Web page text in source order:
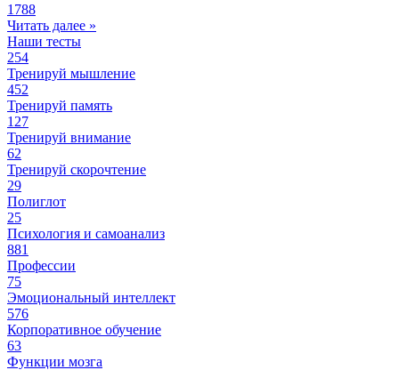
1788
Читать далее »
Наши тесты
254
Тренируй мышление
452
Тренируй память
127
Тренируй внимание
62
Тренируй скорочтение
29
Полиглот
25
Психология и самоанализ
881
Профессии
75
Эмоциональный интеллект
576
Корпоративное обучение
63
Функции мозга